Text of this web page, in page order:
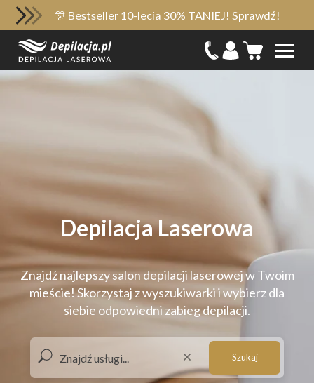
🎊 Bestseller 10-lecia 30% TANIEJ! Sprawdź!
Depilacja Laserowa
Znajdź najlepszy salon depilacji laserowej w Twoim
mieście!Skorzystaj z wyszukiwarki i wybierz dla
siebie odpowiedni zabieg depilacji.
Szukaj